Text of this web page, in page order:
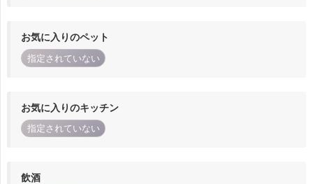
お気に入りのペット
指定されていない
お気に入りのキッチン
指定されていない
飲酒